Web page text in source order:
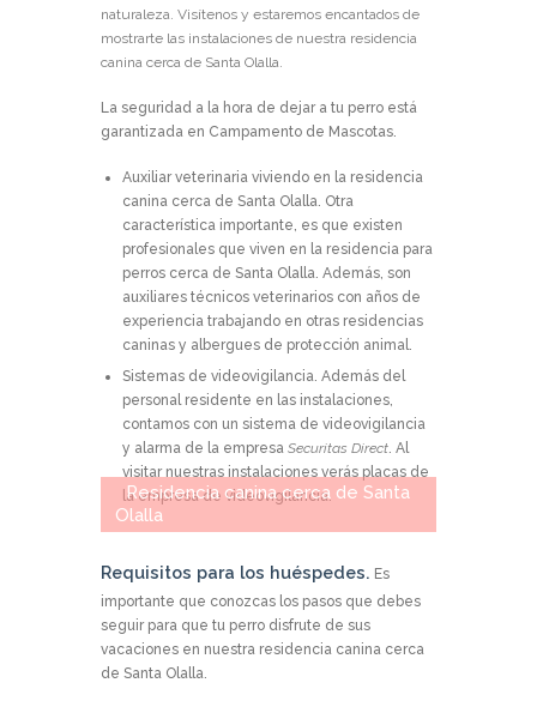
naturaleza. Visítenos y estaremos encantados de
mostrarte las instalaciones de nuestra residencia
canina cerca de Santa Olalla.
La seguridad a la hora de dejar a tu perro está
garantizada en Campamento de Mascotas.
Auxiliar veterinaria viviendo en la residencia
canina cerca de Santa Olalla. Otra
característica importante, es que existen
profesionales que viven en la residencia para
perros cerca de Santa Olalla. Además, son
auxiliares técnicos veterinarios con años de
experiencia trabajando en otras residencias
caninas y albergues de protección animal.
Sistemas de videovigilancia. Además del
personal residente en las instalaciones,
contamos con un sistema de videovigilancia
y alarma de la empresa Securitas Direct. Al
visitar nuestras instalaciones verás placas de
la empresa de videovigilancia.
Residencia canina cerca de Santa
Olalla
Requisitos para los huéspedes. Es
importante que conozcas los pasos que debes
seguir para que tu perro disfrute de sus
vacaciones en nuestra residencia canina cerca
de Santa Olalla.